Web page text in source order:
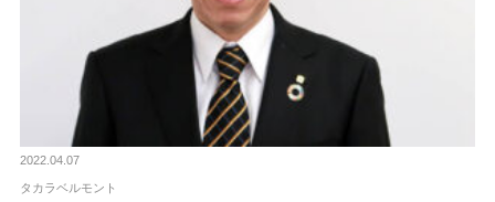
2022.04.07
タカラベルモント